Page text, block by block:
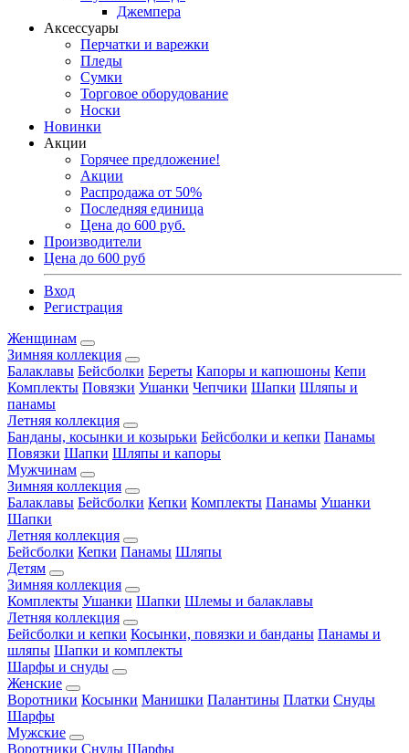
Джемпера
Аксессуары
Перчатки и варежки
Пледы
Сумки
Торговое оборудование
Носки
Новинки
Акции
Горячее предложение!
Акции
Распродажа от 50%
Последняя единица
Цена до 600 руб.
Производители
Цена до 600 руб
Вход
Регистрация
Женщинам
Зимняя коллекция
Балаклавы Бейсболки Береты Капоры и капюшоны Кепи
Комплекты Повязки Ушанки Чепчики Шапки Шляпы и
панамы
Летняя коллекция
Банданы, косынки и козырьки Бейсболки и кепки Панамы
Повязки Шапки Шляпы и капоры
Мужчинам
Зимняя коллекция
Балаклавы Бейсболки Кепки Комплекты Панамы Ушанки
Шапки
Летняя коллекция
Бейсболки Кепки Панамы Шляпы
Детям
Зимняя коллекция
Комплекты Ушанки Шапки Шлемы и балаклавы
Летняя коллекция
Бейсболки и кепки Косынки, повязки и банданы Панамы и
шляпы Шапки и комплекты
Шарфы и снуды
Женские
Воротники Косынки Манишки Палантины Платки Снуды
Шарфы
Мужские
Воротники Снуды Шарфы